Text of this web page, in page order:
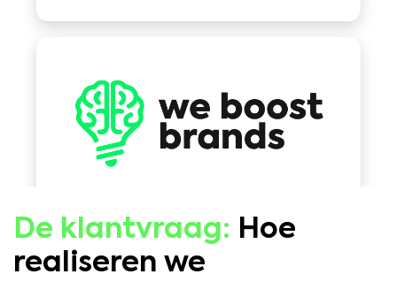
De klantvraag: Hoe
realiseren we